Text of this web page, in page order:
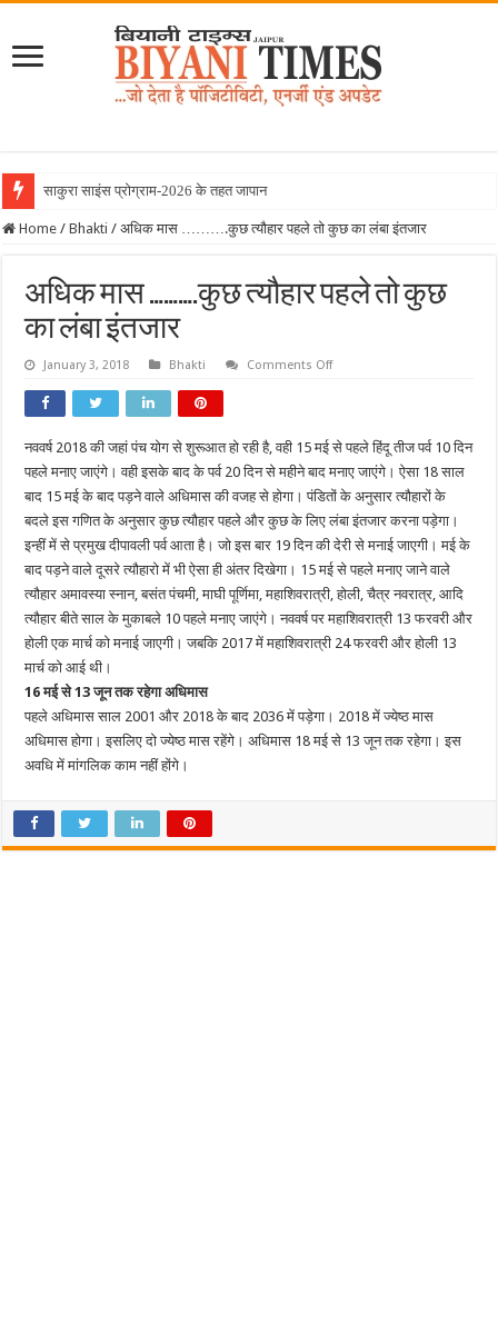
साकुरा साइंस प्रोग्राम-2026 के तहत जापान रवाना ह
Home / Bhakti / अधिक मास ……….कुछ त्यौहार पहले तो कुछ का लंबा इंतजार
अधिक मास ……….कुछ त्यौहार पहले तो कुछ
का लंबा इंतजार
January 3, 2018 Bhakti Comments Offon
पहले
तो
कुछ
का
लंबा
नववर्ष 2018 की जहां पंच योग से शुरूआत हो रही है, वही 15 मई से पहले हिंदू तीज पर्व 10 दिन
पहले मनाए जाएंगे। वही इसके बाद के पर्व 20 दिन से महीने बाद मनाए जाएंगे। ऐसा 18 साल
बाद 15 मई के बाद पड़ने वाले अधिमास की वजह से होगा। पंडितों के अनुसार त्यौहारों के
बदले इस गणित के अनुसार कुछ त्यौहार पहले और कुछ के लिए लंबा इंतजार करना पड़ेगा।
इन्हीं में से प्रमुख दीपावली पर्व आता है। जो इस बार 19 दिन की देरी से मनाई जाएगी। मई के
बाद पड़ने वाले दूसरे त्यौहारो में भी ऐसा ही अंतर दिखेगा। 15 मई से पहले मनाए जाने वाले
त्यौहार अमावस्या स्नान, बसंत पंचमी, माघी पूर्णिमा, महाशिवरात्री, होली, चैत्र नवरात्र, आदि
त्यौहार बीते साल के मुकाबले 10 पहले मनाए जाएंगे। नववर्ष पर महाशिवरात्री 13 फरवरी और
होली एक मार्च को मनाई जाएगी। जबकि 2017 में महाशिवरात्री 24 फरवरी और होली 13
मार्च को आई थी।
16 मई से 13 जून तक रहेगा अधिमास
पहले अधिमास साल 2001 और 2018 के बाद 2036 में पड़ेगा। 2018 में ज्येष्ठ मास
अधिमास होगा। इसलिए दो ज्येष्ठ मास रहेंगे। अधिमास 18 मई से 13 जून तक रहेगा। इस
अवधि में मांगलिक काम नहीं होंगे।